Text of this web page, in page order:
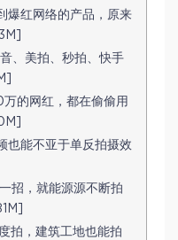
爆红网络的产品，原来
、美拍、秒拍、快手
的网红，都在偷偷用
也能不亚于单反拍摄效
招，就能源源不断拍
拍，建筑工地也能拍